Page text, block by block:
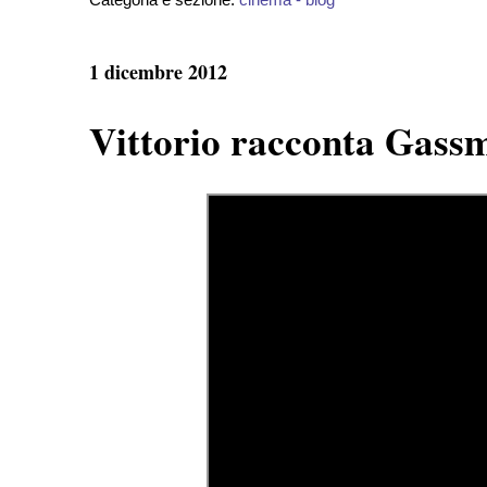
1 dicembre 2012
Vittorio racconta